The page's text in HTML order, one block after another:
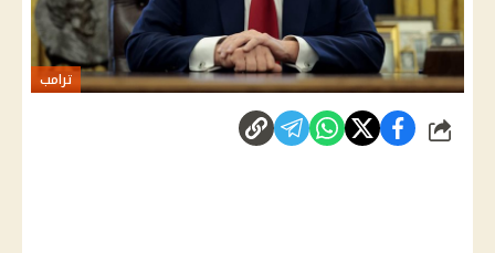
ترامب
شارك